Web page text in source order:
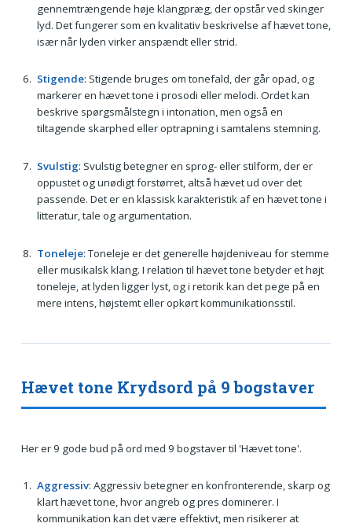
gennemtrængende høje klangpræg, der opstår ved skinger
lyd. Det fungerer som en kvalitativ beskrivelse af hævet tone,
især når lyden virker anspændt eller strid.
Stigende: Stigende bruges om tonefald, der går opad, og
markerer en hævet tone i prosodi eller melodi. Ordet kan
beskrive spørgsmålstegn i intonation, men også en
tiltagende skarphed eller optrapning i samtalens stemning.
Svulstig: Svulstig betegner en sprog- eller stilform, der er
oppustet og unødigt forstørret, altså hævet ud over det
passende. Det er en klassisk karakteristik af en hævet tone i
litteratur, tale og argumentation.
Toneleje: Toneleje er det generelle højdeniveau for stemme
eller musikalsk klang. I relation til hævet tone betyder et højt
toneleje, at lyden ligger lyst, og i retorik kan det pege på en
mere intens, højstemt eller opkørt kommunikationsstil.
Hævet tone Krydsord på 9 bogstaver
Her er 9 gode bud på ord med 9 bogstaver til 'Hævet tone'.
Aggressiv: Aggressiv betegner en konfronterende, skarp og
klart hævet tone, hvor angreb og pres dominerer. I
kommunikation kan det være effektivt, men risikerer at